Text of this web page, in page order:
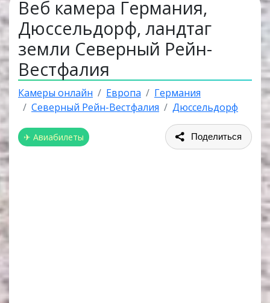
Веб камера Германия,
Дюссельдорф, ландтаг
земли Северный Рейн-
Вестфалия
Камеры онлайн Европа
Германия
Северный Рейн-Вестфалия
Дюссельдорф
✈ Авиабилеты Поделиться